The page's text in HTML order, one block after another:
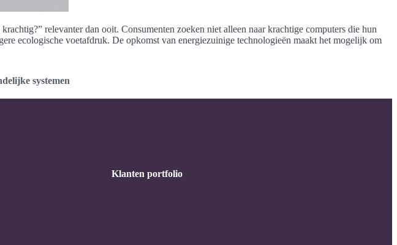
relevanter dan ooit. Consumenten zoeken niet alleen naar krachtige computers die hun
ecologische voetafdruk. De opkomst van energiezuinige technologieën maakt het mogelijk om
systemen
Klanten portfolio